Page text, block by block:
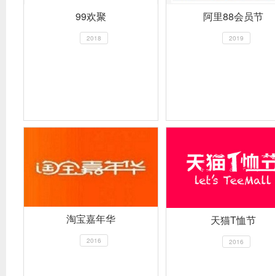
99欢聚
2018
阿里88会员节
2019
淘宝嘉年华
2016
天猫T恤节
2016